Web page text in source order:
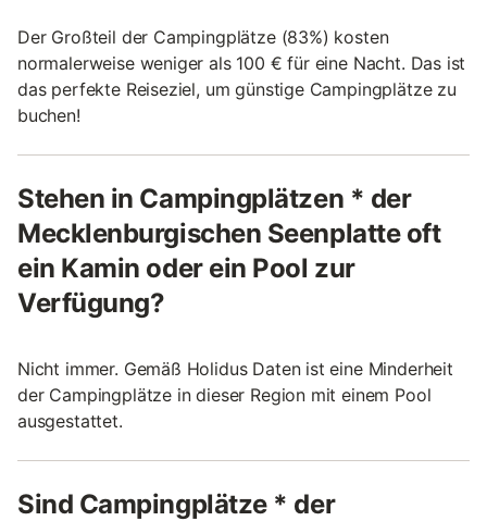
Der Großteil der Campingplätze (83%) kosten
normalerweise weniger als 100 € für eine Nacht. Das ist
das perfekte Reiseziel, um günstige Campingplätze zu
buchen!
Stehen in Campingplätzen * der
Mecklenburgischen Seenplatte oft
ein Kamin oder ein Pool zur
Verfügung?
Nicht immer. Gemäß Holidus Daten ist eine Minderheit
der Campingplätze in dieser Region mit einem Pool
ausgestattet.
Sind Campingplätze * der